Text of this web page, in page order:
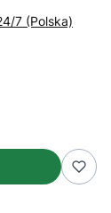
7 (Polska)